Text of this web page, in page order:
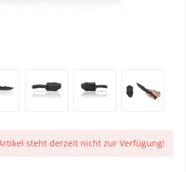
steht derzeit nicht zur Verfügung!